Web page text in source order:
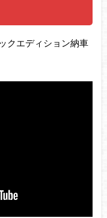
クエディション納車